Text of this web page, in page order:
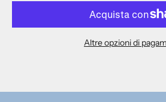
Altre opzioni di